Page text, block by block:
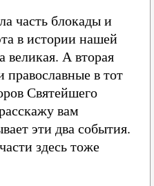
часть блокады и
в истории нашей
великая. А вторая
православные в тот
Святейшего
вам
эти два события.
здесь тоже